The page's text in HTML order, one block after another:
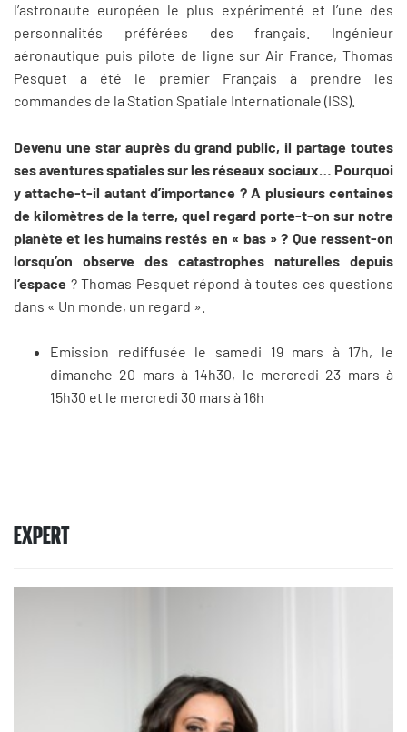
l’astronaute européen le plus expérimenté et l’une des
personnalités préférées des français. Ingénieur
aéronautique puis pilote de ligne sur Air France, Thomas
Pesquet a été le premier Français à prendre les
commandes de la Station Spatiale Internationale (ISS).
Devenu une star auprès du grand public, il partage toutes
ses aventures spatiales sur les réseaux sociaux… Pourquoi
y attache-t-il autant d’importance ? A plusieurs centaines
de kilomètres de la terre, quel regard porte-t-on sur notre
planète et les humains restés en « bas » ? Que ressent-on
lorsqu’on observe des catastrophes naturelles depuis
l’espace ? Thomas Pesquet répond à toutes ces questions
dans « Un monde, un regard ».
Emission rediffusée le samedi 19 mars à 17h, le
dimanche 20 mars à 14h30, le mercredi 23 mars à
15h30 et le mercredi 30 mars à 16h
EXPERT